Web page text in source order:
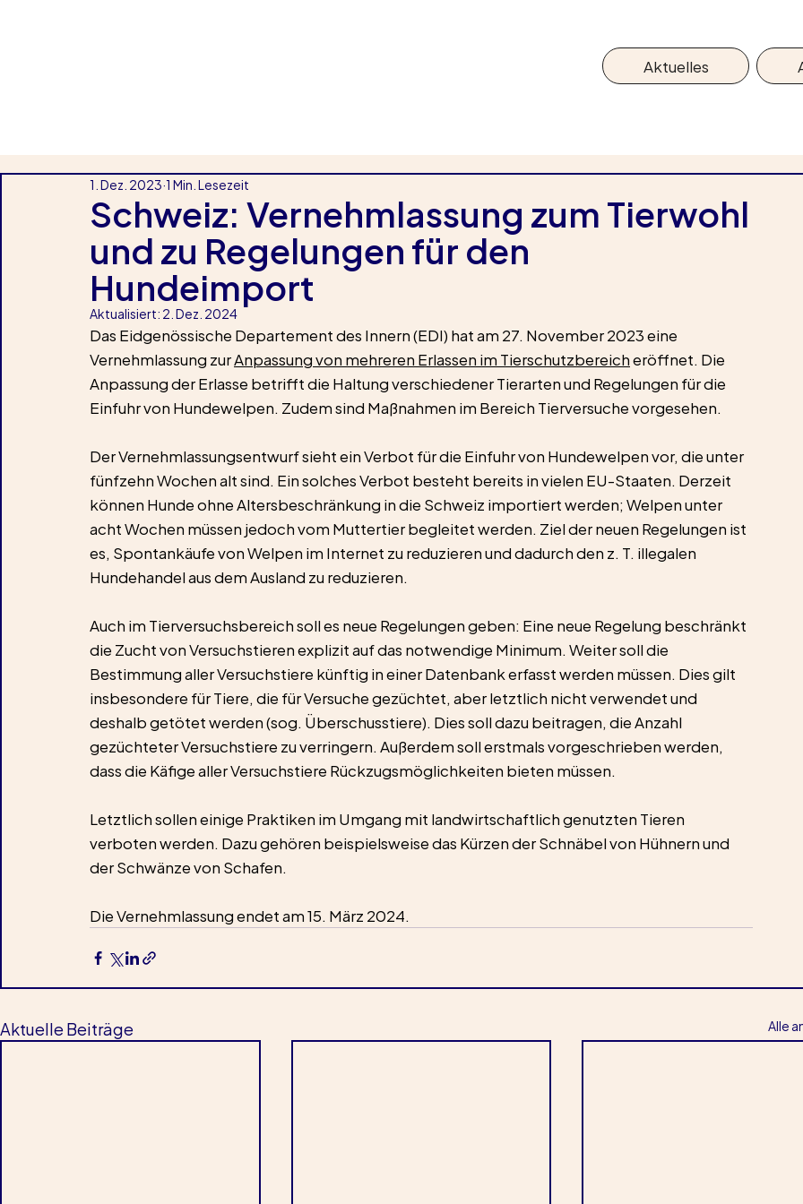
Aktuelles
Schweiz: Vernehmlassung zum Tierwohl
und zu Regelungen für den
Hundeimport
1. Dez. 2023 1 Min. Lesezeit
Aktualisiert:2. Dez. 2024
Das Eidgenössische Departement des Innern (EDI) hat am 27. November 2023 eine
Vernehmlassung zur Anpassung von mehreren Erlassen im Tierschutzbereich eröffnet. Die
Anpassung der Erlasse betrifft die Haltung verschiedener Tierarten und Regelungen für die
Einfuhr von Hundewelpen. Zudem sind Maßnahmen im Bereich Tierversuche vorgesehen.
Der Vernehmlassungsentwurf sieht ein Verbot für die Einfuhr von Hundewelpen vor, die unter
fünfzehn Wochen alt sind. Ein solches Verbot besteht bereits in vielen EU-Staaten. Derzeit
können Hunde ohne Altersbeschränkung in die Schweiz importiert werden; Welpen unter
acht Wochen müssen jedoch vom Muttertier begleitet werden. Ziel der neuen Regelungen ist
es, Spontankäufe von Welpen im Internet zu reduzieren und dadurch den z. T. illegalen
Hundehandel aus dem Ausland zu reduzieren.
Auch im Tierversuchsbereich soll es neue Regelungen geben: Eine neue Regelung beschränkt
die Zucht von Versuchstieren explizit auf das notwendige Minimum. Weiter soll die
Bestimmung aller Versuchstiere künftig in einer Datenbank erfasst werden müssen. Dies gilt
insbesondere für Tiere, die für Versuche gezüchtet, aber letztlich nicht verwendet und
deshalb getötet werden (sog. Überschusstiere). Dies soll dazu beitragen, die Anzahl
gezüchteter Versuchstiere zu verringern. Außerdem soll erstmals vorgeschrieben werden,
dass die Käfige aller Versuchstiere Rückzugsmöglichkeiten bieten müssen.
Letztlich sollen einige Praktiken im Umgang mit landwirtschaftlich genutzten Tieren
verboten werden. Dazu gehören beispielsweise das Kürzen der Schnäbel von Hühnern und
der Schwänze von Schafen.
Die Vernehmlassung endet am 15. März 2024.
Aktuelle Beiträge Alle